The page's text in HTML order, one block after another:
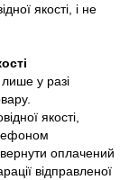
якості, і не
у разі
якості,
оплачений
відправленої